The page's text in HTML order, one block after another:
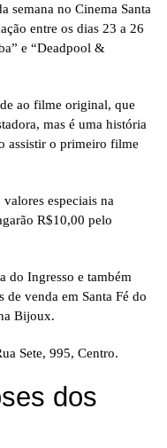
semana no Cinema Santa
entre os dias 23 a 26
e “Deadpool &
ao filme original, que
mas é uma história
assistir o primeiro filme
valores especiais na
R$10,00 pelo
do Ingresso e também
venda em Santa Fé do
Bijoux.
Sete, 995, Centro.
dos